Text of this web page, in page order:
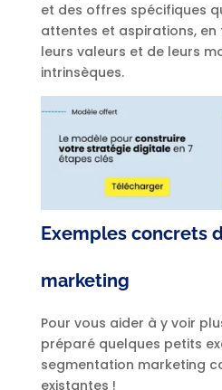
et des offres spécifiques
attentes et aspirations,
leurs valeurs et de leurs
intrinsèques.
Exemples concrets
marketing
Pour vous aider à y voir
préparé quelques petits
segmentation marketing
existantes !